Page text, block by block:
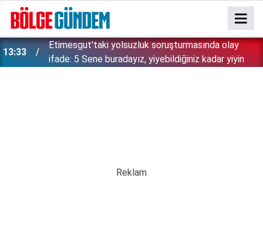
13:33
Etimesgut'taki yolsuzluk soruşturmasında olay
ifade: 5 Sene buradayız, yiyebildiğiniz kadar yiyin